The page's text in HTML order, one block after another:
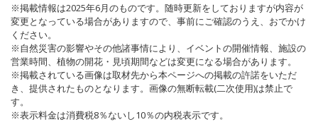
※掲載情報は2025年6月のものです。随時更新をしておりますが内容が
変更となっている場合がありますので、事前にご確認のうえ、おでかけ
ください。
※自然災害の影響やその他諸事情により、イベントの開催情報、施設の
営業時間、植物の開花・見頃期間などは変更になる場合があります。
※掲載されている画像は取材先から本ページへの掲載の許諾をいただ
き、提供されたものとなります。画像の無断転載(二次使用)は禁止で
す。
※表示料金は消費税8％ないし10％の内税表示です。